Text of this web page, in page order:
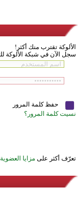
الألوكة تقترب منك أكثر!
سجل الآن في شبكة الألوكة
حفظ كلمة المرور
نسيت كلمة المرور؟
تعرّف أكثر على مزايا العضوية